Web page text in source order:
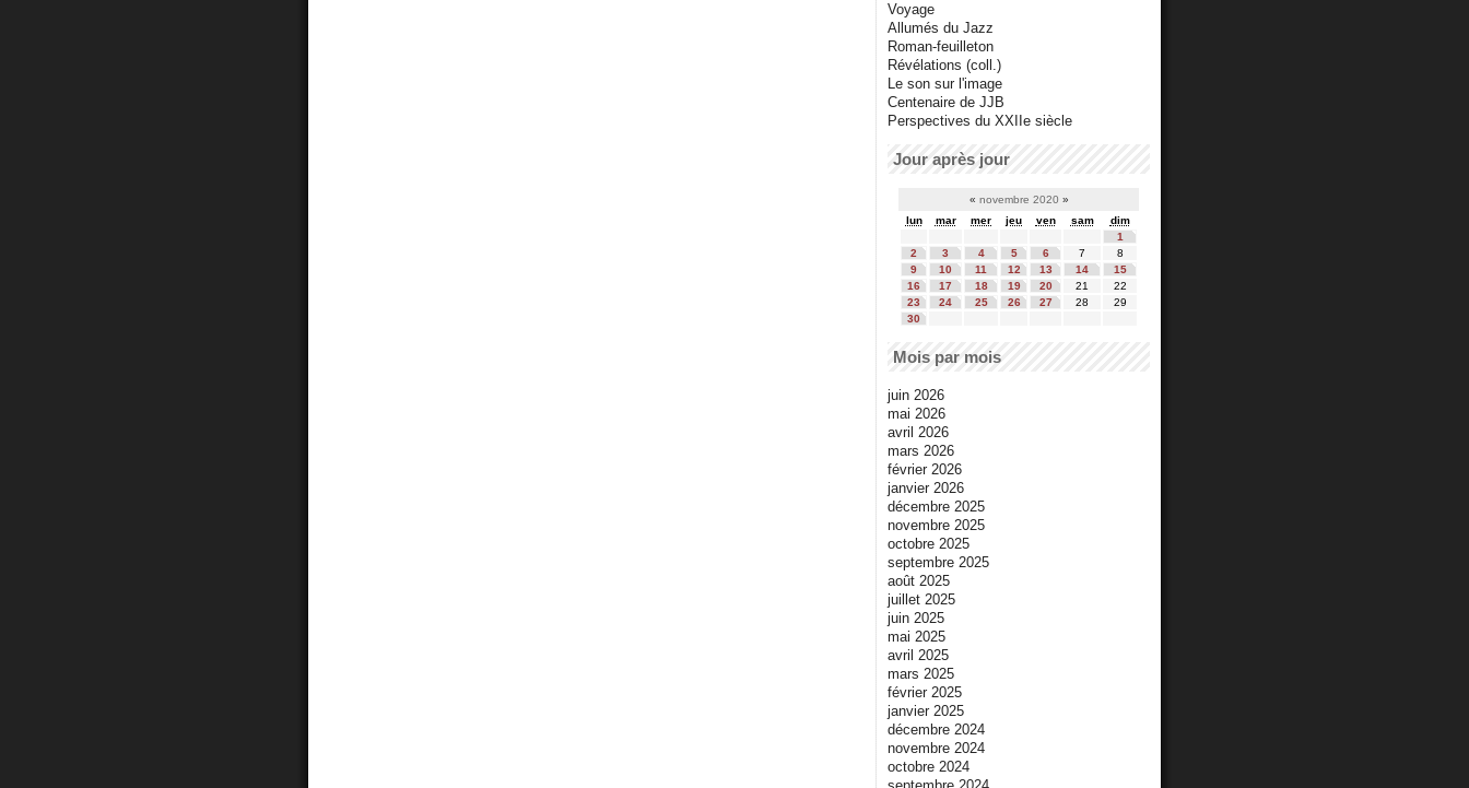
Voyage
Allumés du Jazz
Roman-feuilleton
Révélations (coll.)
Le son sur l'image
Centenaire de JJB
Perspectives du XXIIe siècle
Jour après jour
« novembre 2020 »
lun
mar mer jeu ven sam
dim
1
2
3 4 5 6 7
8
9
10 11 12 13 14
15
16
17 18 19 20 21
22
23
24 25 26 27 28
29
30
Mois par mois
juin 2026
mai 2026
avril 2026
mars 2026
février 2026
janvier 2026
décembre 2025
novembre 2025
octobre 2025
septembre 2025
août 2025
juillet 2025
juin 2025
mai 2025
avril 2025
mars 2025
février 2025
janvier 2025
décembre 2024
novembre 2024
octobre 2024